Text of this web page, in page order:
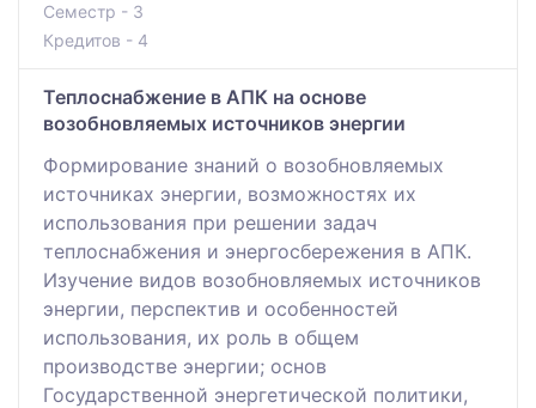
Семестр - 3
Кредитов - 4
Теплоснабжение в АПК на основе
возобновляемых источников энергии
Формирование знаний о возобновляемых
источниках энергии, возможностях их
использования при решении задач
теплоснабжения и энергосбережения в АПК.
Изучение видов возобновляемых источников
энергии, перспектив и особенностей
использования, их роль в общем
производстве энергии; основ
Государственной энергетической политики,